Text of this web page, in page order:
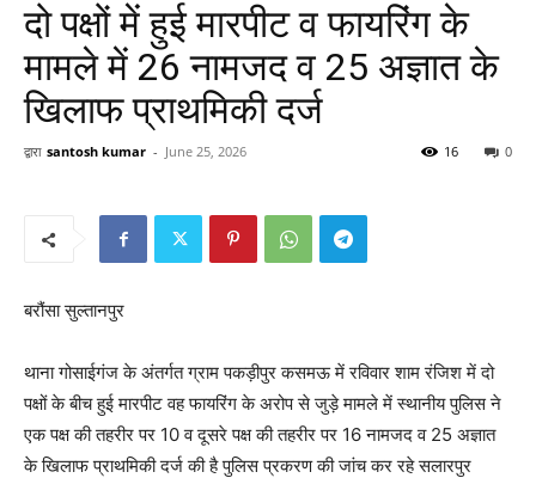
दो पक्षों में हुई मारपीट व फायरिंग के
मामले में 26 नामजद व 25 अज्ञात के
खिलाफ प्राथमिकी दर्ज
द्वारा santosh kumar - June 25, 2026 0
16
बरौंसा सुल्तानपुर
थाना गोसाईगंज के अंतर्गत ग्राम पकड़ीपुर कसमऊ में रविवार शाम रंजिश में दो
पक्षों के बीच हुई मारपीट वह फायरिंग के अरोप से जुड़े मामले में स्थानीय पुलिस ने
एक पक्ष की तहरीर पर 10 व दूसरे पक्ष की तहरीर पर 16 नामजद व 25 अज्ञात
के खिलाफ प्राथमिकी दर्ज की है पुलिस प्रकरण की जांच कर रहे सलारपुर